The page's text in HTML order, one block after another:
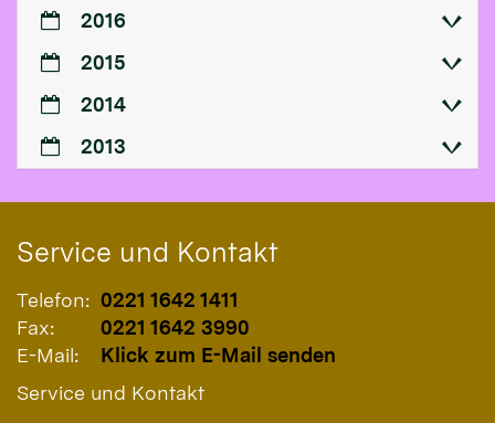
2016
2015
2014
2013
Service und Kontakt
Telefon: 0221 1642 1411
Fax:
0221 1642 3990
E-Mail:
Klick zum E-Mail senden
Service und Kontakt